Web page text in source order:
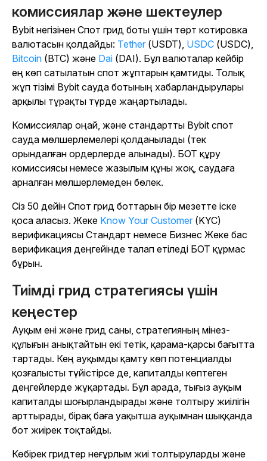
комиссиялар және шектеулер
Bybit негізінен Спот грид боты үшін төрт котировка
валютасын қолдайды: Tether (USDT), USDC (USDC),
Bitcoin (BTC) және Dai (DAI). Бұл валюталар кейбір
ең көп сатылатын спот жұптарын қамтиды. Толық
жұп тізімі Bybit сауда ботының хабарландырулары
арқылы тұрақты түрде жаңартылады.
Комиссиялар оңай, және стандартты Bybit спот
сауда мөлшерлемелері қолданылады (тек
орындалған ордерлерде алынады). БОТ құру
комиссиясы немесе жазылым құны жоқ, саудаға
арналған мөлшерлемеден бөлек.
Сіз 50 дейін Спот грид боттарын бір мезетте іске
қоса аласыз. Жеке Know Your Customer (KYC)
верификациясы Стандарт немесе Бизнес Жеке бас
верификация деңгейінде талап етіледі БОТ құрмас
бұрын.
Тиімді грид стратегиясы үшін
кеңестер
Ауқым ені және грид саны, стратегияның мінез-
құлығын анықтайтын екі тетік, қарама-қарсы бағытта
тартады. Кең ауқымды қамту көп потенциалды
қозғалысты түйістірсе де, капиталды көптеген
деңгейлерде жұқартады. Бұл арада, тығыз ауқым
капиталды шоғырландырады және толтыру жиілігін
арттырады, бірақ баға уақытша ауқымнан шыққанда
бот жиірек тоқтайды.
Көбірек гридтер неғұрлым жиі толтыруларды және